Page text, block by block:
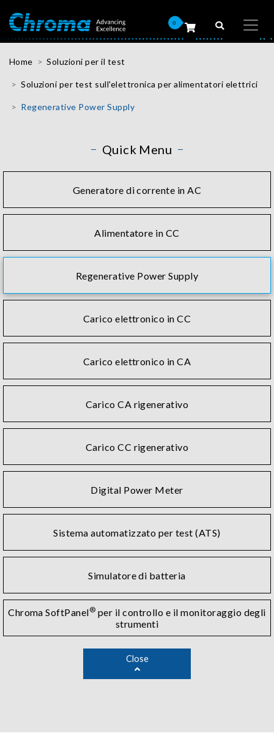
0
Home Soluzioni per il test
Soluzioni per test sull'elettronica per alimentatori elettrici
Regenerative Power Supply
Quick Menu
Generatore di corrente in AC
Alimentatore in CC
Regenerative Power Supply
Carico elettronico in CC
Carico elettronico in CA
Carico CA rigenerativo
Carico CC rigenerativo
Digital Power Meter
Sistema automatizzato per test (ATS)
Simulatore di batteria
Chroma SoftPanel® per il controllo e il monitoraggio degli
strumenti
Close